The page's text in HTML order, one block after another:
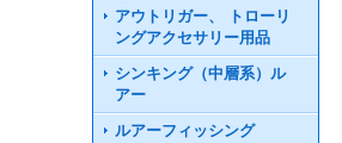
アウトリガー、 トローリ
ングアクセサリー用品
シンキング（中層系）ル
アー
ルアーフィッシング